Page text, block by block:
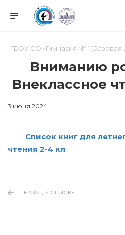
ГБОУ СО «Гимназия № 1 (Базовая
Вниманию
Внеклассное
3 июня 2024
Список книг для
чтения 2-4 кл
НАЗАД К СПИСКУ